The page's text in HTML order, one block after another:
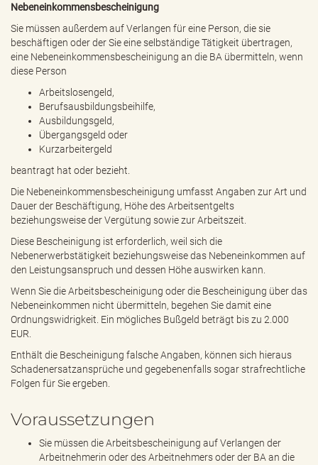
Nebeneinkommensbescheinigung
Sie müssen außerdem auf Verlangen für eine Person, die sie
beschäftigen oder der Sie eine selbständige Tätigkeit übertragen,
eine Nebeneinkommensbescheinigung an die BA übermitteln, wenn
diese Person
Arbeitslosengeld,
Berufsausbildungsbeihilfe,
Ausbildungsgeld,
Übergangsgeld oder
Kurzarbeitergeld
beantragt hat oder bezieht.
Die Nebeneinkommensbescheinigung umfasst Angaben zur Art und
Dauer der Beschäftigung, Höhe des Arbeitsentgelts
beziehungsweise der Vergütung sowie zur Arbeitszeit.
Diese Bescheinigung ist erforderlich, weil sich die
Nebenerwerbstätigkeit beziehungsweise das Nebeneinkommen auf
den Leistungsanspruch und dessen Höhe auswirken kann.
Wenn Sie die Arbeitsbescheinigung oder die Bescheinigung über das
Nebeneinkommen nicht übermitteln, begehen Sie damit eine
Ordnungswidrigkeit. Ein mögliches Bußgeld beträgt bis zu 2.000
EUR.
Enthält die Bescheinigung falsche Angaben, können sich hieraus
Schadenersatzansprüche und gegebenenfalls sogar strafrechtliche
Folgen für Sie ergeben.
Voraussetzungen
Sie müssen die Arbeitsbescheinigung auf Verlangen der
Arbeitnehmerin oder des Arbeitnehmers oder der BA an die